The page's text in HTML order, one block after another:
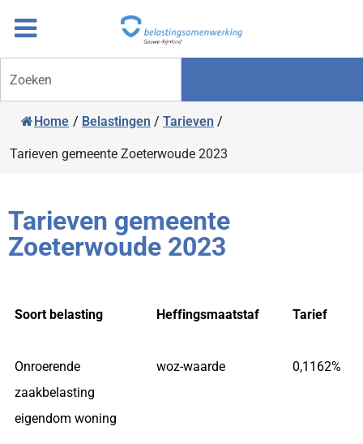
naar
inhoud
door
naar
navigatie
Zoeken
Home / Belastingen / Tarieven /
Tarieven gemeente Zoeterwoude 2023
Tarieven gemeente
Zoeterwoude 2023
Soort belasting Heffingsmaatstaf Tarief
Onroerende
zaakbelasting
eigendom woning
woz-waarde 0,1162%